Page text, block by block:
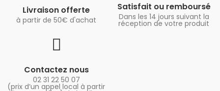
Livraison offerte
à partir de 50€ d'achat
Satisfait ou remboursé
Dans les 14 jours suivant la
réception de votre produit
Contactez nous
02 31 22 50 07
(prix d’un appel local à partir